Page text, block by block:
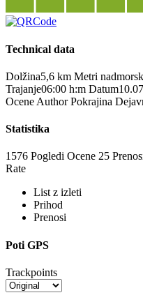
Technical data
Dolžina5,6 km Metri
Trajanje06:00 h:m Datum
Ocene Author Pokrajina
Statistika
1576 Pogledi Ocene 25
Rate
List z izleti
Prihod
Prenosi
Poti GPS
Trackpoints